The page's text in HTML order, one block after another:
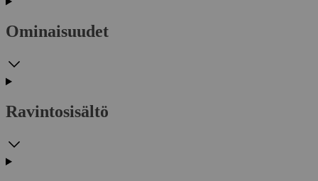
Ominaisuudet
Ravintosisältö